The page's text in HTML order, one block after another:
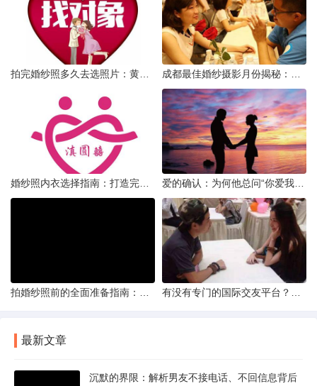
最新文章
沉默的界限：解析男友不接电话、不回信息背后